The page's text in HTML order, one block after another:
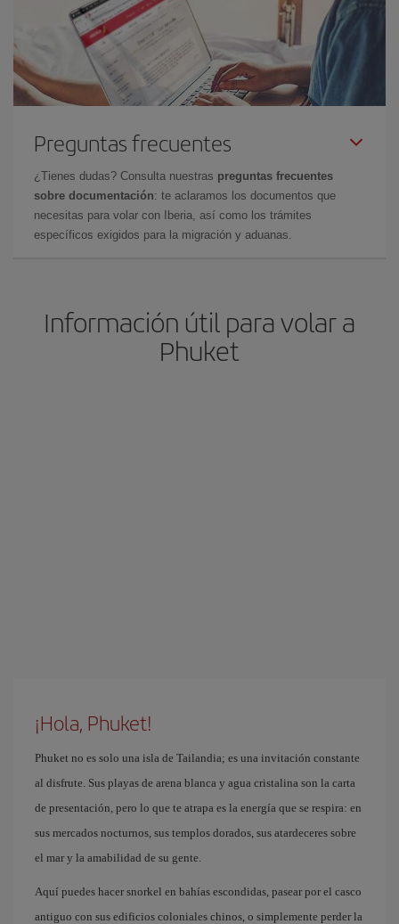
Preguntas frecuentes
¿Tienes dudas? Consulta nuestras preguntas frecuentes
sobre documentación: te aclaramos los documentos que
necesitas para volar con Iberia, así como los trámites
específicos exigidos para la migración y aduanas.
Información útil para volar a
Phuket
¡Hola, Phuket!
Phuket no es solo una isla de Tailandia; es una invitación constante
al disfrute. Sus playas de arena blanca y agua cristalina son la carta
de presentación, pero lo que te atrapa es la energía que se respira: en
sus mercados nocturnos, sus templos dorados, sus atardeceres sobre
el mar y la amabilidad de su gente.
Aquí puedes hacer snorkel en bahías escondidas, pasear por el casco
antiguo con sus edificios coloniales chinos, o simplemente perder la